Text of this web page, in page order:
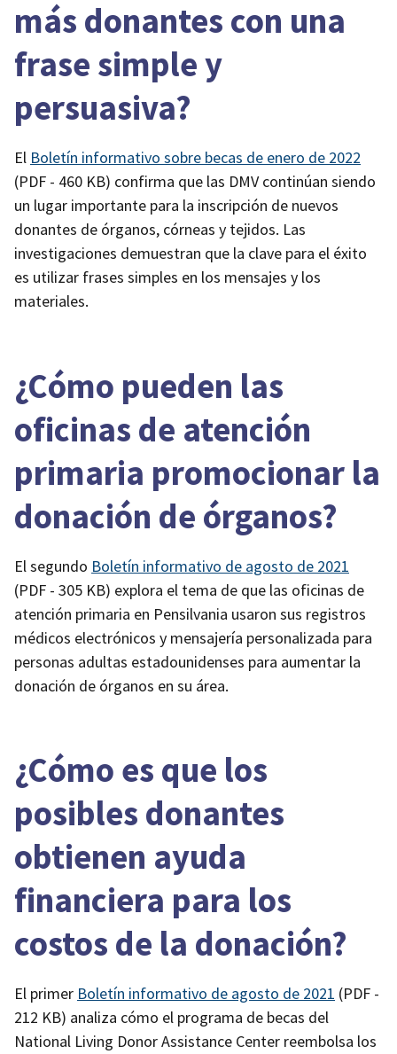
más donantes con una
frase simple y
persuasiva?
El Boletín informativo sobre becas de enero de 2022
(PDF - 460 KB) confirma que las DMV continúan siendo
un lugar importante para la inscripción de nuevos
donantes de órganos, córneas y tejidos. Las
investigaciones demuestran que la clave para el éxito
es utilizar frases simples en los mensajes y los
materiales.
¿Cómo pueden las
oficinas de atención
primaria promocionar la
donación de órganos?
El segundo Boletín informativo de agosto de 2021
(PDF - 305 KB) explora el tema de que las oficinas de
atención primaria en Pensilvania usaron sus registros
médicos electrónicos y mensajería personalizada para
personas adultas estadounidenses para aumentar la
donación de órganos en su área.
¿Cómo es que los
posibles donantes
obtienen ayuda
financiera para los
costos de la donación?
El primer Boletín informativo de agosto de 2021 (PDF -
212 KB) analiza cómo el programa de becas del
National Living Donor Assistance Center reembolsa los